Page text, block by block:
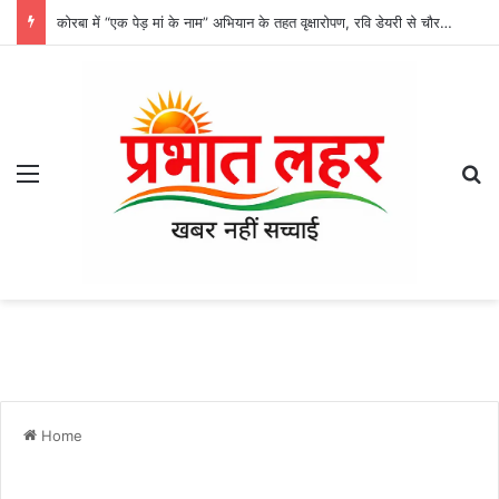
कोरबा में “एक पेड़ मां के नाम” अभियान के तहत वृक्षारोपण, रवि डेयरी से चौरसिया पेट्रोल पंप तक लगाए गए पौधे
Menu
Home